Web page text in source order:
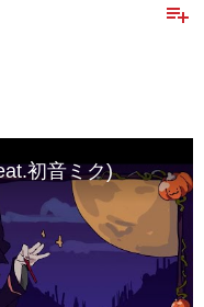
playlist_add
初音ミク)